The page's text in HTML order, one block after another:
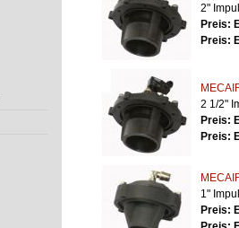
2"
Preis:
Preis:
2 1/2"
Preis:
Preis:
1"
Preis: